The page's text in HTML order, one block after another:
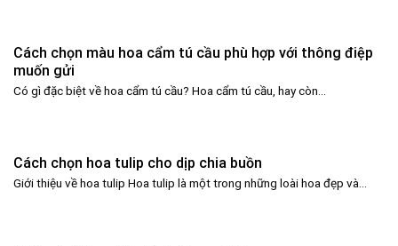
Cách chọn màu hoa cẩm tú cầu phù hợp với thông điệp
muốn gửi
Có gì đặc biệt về hoa cẩm tú cầu? Hoa cẩm tú cầu, hay còn...
Cách chọn hoa tulip cho dịp chia buồn
Giới thiệu về hoa tulip Hoa tulip là một trong những loài hoa đẹp và...